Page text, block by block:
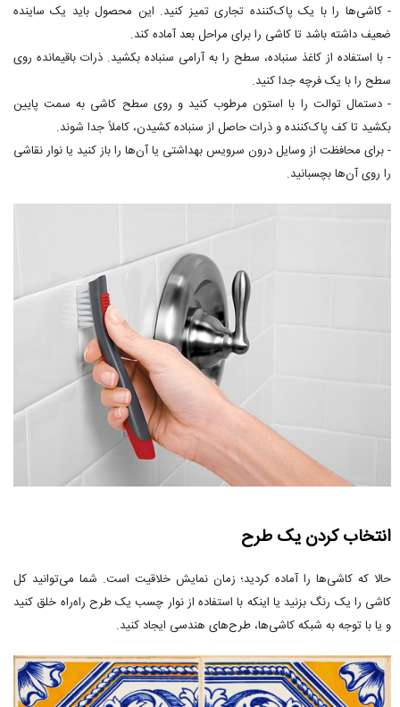
- کاشی‌ها را با یک پاک‌کننده تجاری تمیز کنید. این محصول باید یک ساینده
ضعیف داشته باشد تا کاشی را برای مراحل بعد آماده کند.
- با استفاده از کاغذ سنباده، سطح را به آرامی سنباده بکشید. ذرات باقیمانده روی
سطح را با یک فرچه جدا کنید.
- دستمال توالت را با استون مرطوب کنید و روی سطح کاشی به سمت پایین
بکشید تا کف پاک‌کننده و ذرات حاصل از سنباده کشیدن، کاملاً جدا شوند.
- برای محافظت از وسایل درون سرویس بهداشتی یا آن‌ها را باز کنید یا نوار نقاشی
را روی آن‌ها بچسبانید.
انتخاب کردن یک طرح
حالا که کاشی‌ها را آماده کردید؛ زمان نمایش خلاقیت است. شما می‌توانید کل
کاشی را یک رنگ بزنید یا اینکه با استفاده از نوار چسب یک طرح راه‌راه خلق کنید
و یا با توجه به شبکه کاشی‌ها، طرح‌های هندسی ایجاد کنید.